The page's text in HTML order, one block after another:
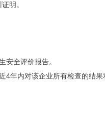
明。
安全评价报告。
4年内对该企业所有检查的结果